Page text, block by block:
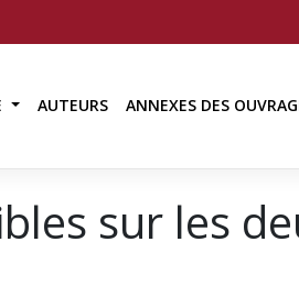
AUTEURS ANNEXES DES
sur les